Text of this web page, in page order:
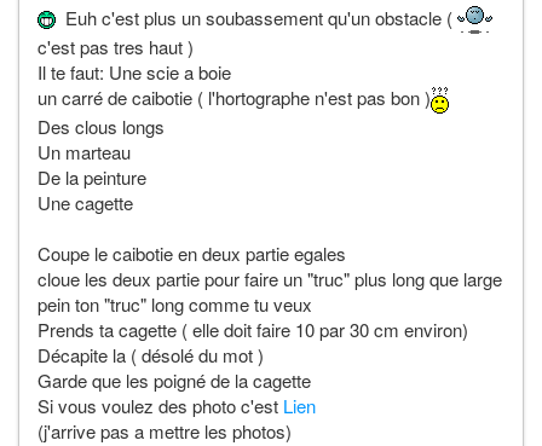
Euh c'est plus un soubassement qu'un obstacle (
c'est pas tres haut )
Il te faut: Une scie a boie
un carré de caibotie ( l'hortographe n'est pas bon )
Des clous longs
Un marteau
De la peinture
Une cagette
Coupe le caibotie en deux partie egales
cloue les deux partie pour faire un "truc" plus long que large
pein ton "truc" long comme tu veux
Prends ta cagette ( elle doit faire 10 par 30 cm environ)
Décapite la ( désolé du mot )
Garde que les poigné de la cagette
Si vous voulez des photo c'est Lien
(j'arrive pas a mettre les photos)